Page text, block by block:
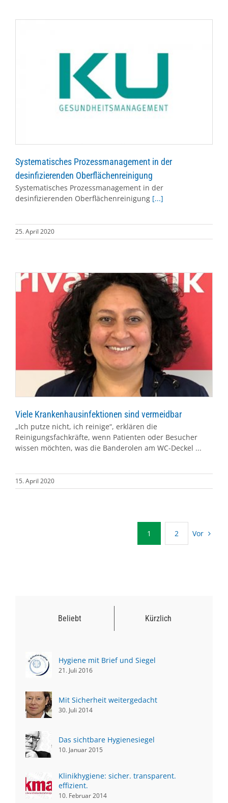
Systematisches Prozessmanagement in der
desinfizierenden Oberflächenreinigung
Systematisches Prozessmanagement in der
desinfizierenden Oberflächenreinigung [...]
25. April 2020
Viele Krankenhausinfektionen sind vermeidbar
„Ich putze nicht, ich reinige“, erklären die
Reinigungsfachkräfte, wenn Patienten oder Besucher
wissen möchten, was die Banderolen am WC-Deckel ...
15. April 2020
1 2 Vor
Beliebt Kürzlich
Hygiene mit Brief und Siegel
21. Juli 2016
Mit Sicherheit weitergedacht
30. Juli 2014
Das sichtbare Hygienesiegel
10. Januar 2015
Klinikhygiene: sicher. transparent.
effizient.
10. Februar 2014